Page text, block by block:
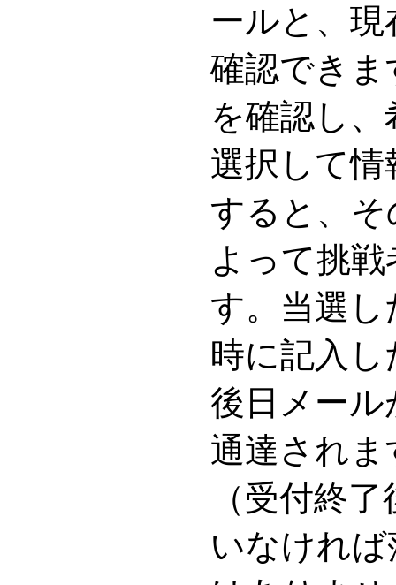
ールと、
確認でき
を確認し
選択して情
すると、
よって挑
す。当選
時に記入
後日メール
通達されま
（受付終
いなけれ